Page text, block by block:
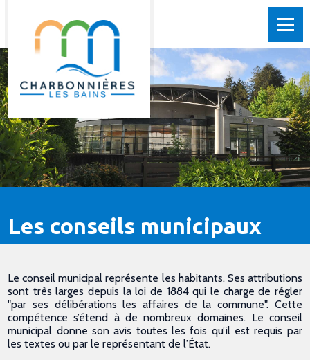
Les conseils municipaux
Le conseil municipal représente les habitants. Ses attributions
sont très larges depuis la loi de 1884 qui le charge de régler
"par ses délibérations les affaires de la commune". Cette
compétence s’étend à de nombreux domaines. Le conseil
municipal donne son avis toutes les fois qu’il est requis par
les textes ou par le représentant de l’État.